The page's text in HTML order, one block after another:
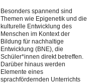
Besonders spannend sind
Themen wie Epigenetik und die
kulturelle Entwicklung des
Menschen im Kontext der
Bildung für nachhaltige
Entwicklung (BNE), die
Schüler*innen direkt betreffen.
Darüber hinaus werden
Elemente eines
sprachfördernden Unterrichts